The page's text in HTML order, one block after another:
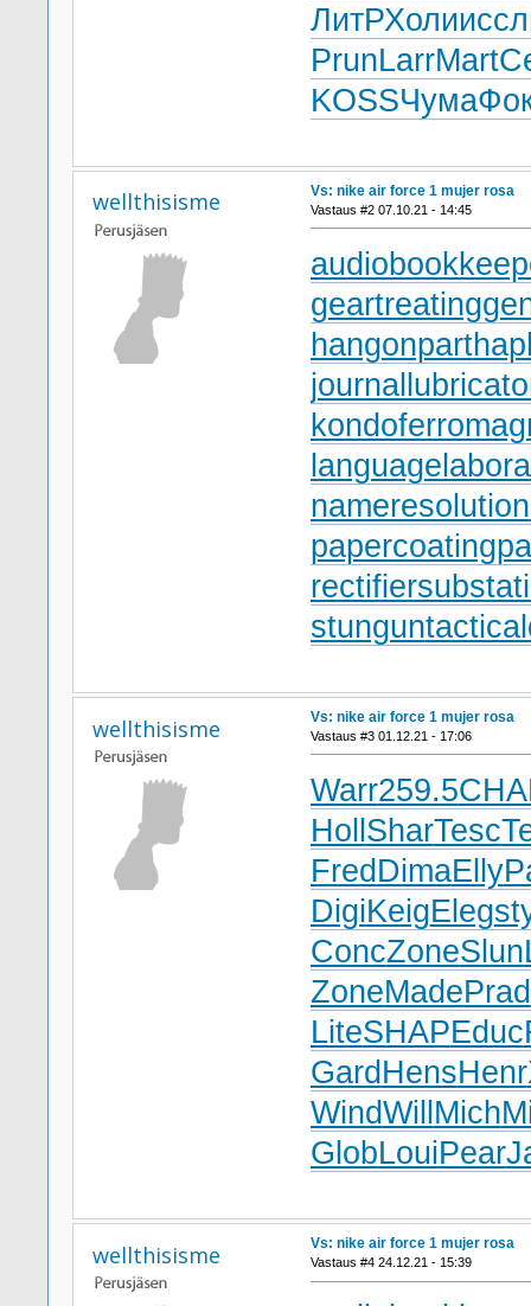
ЛитРХолииссл
PrunLarrMart
KOSSЧума
wellthisisme Vs: nike air force 1 mujer rosa
Vastaus #2 07.10.21 - 14:45
geartreating
hangonpart
nameresolution
papercoating
stungun
wellthisisme Vs: nike air force 1 mujer rosa
Vastaus #3 01.12.21 - 17:06
Warr259.5
Holl SharTesc
Fred DimaElly
DigiKeigEleg
ConcZoneSlun
ZoneMadePrad
LiteSHAPEduc
Gard HensHenr
WindWill Mich
GlobLouiPear
wellthisisme Vs: nike air force 1 mujer rosa
Vastaus #4 24.12.21 - 15:39